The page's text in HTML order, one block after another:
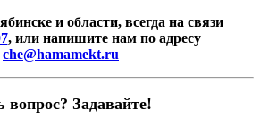
и области, всегда на связи
, или напишите нам по адресу
che@hamamekt.ru
вопрос? Задавайте!